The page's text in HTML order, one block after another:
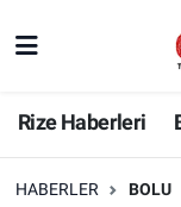
Rize Haberleri
HABERLER BOLU